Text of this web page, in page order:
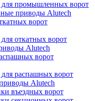
для промышленных ворот
приводы Alutech
ворот
откатных ворот
Alutech
ворот
распашных ворот
Alutech
въездных ворот